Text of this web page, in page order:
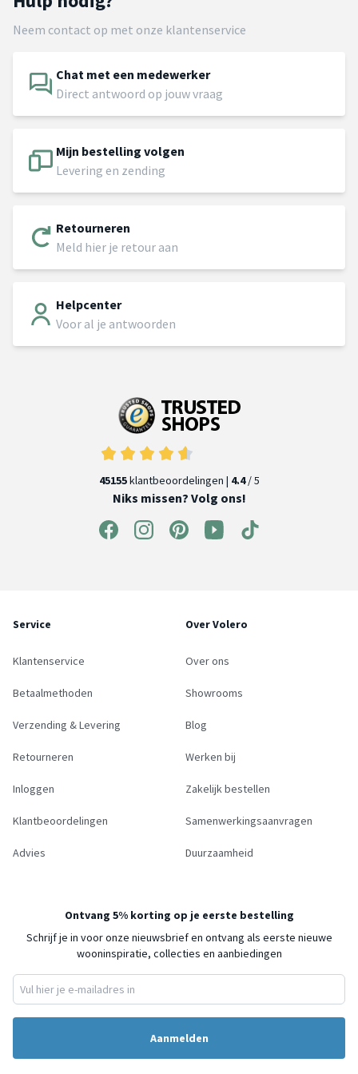
Neem contact op met onze klantenservice
Chat met een medewerker
Direct antwoord op jouw vraag
Mijn bestelling volgen
Levering en zending
Retourneren
Meld hier je retour aan
Helpcenter
Voor al je antwoorden
45155klantbeoordelingen | 4.4/ 5
Niks missen? Volg ons!
Service
Klantenservice
Betaalmethoden
Verzending & Levering
Retourneren
Inloggen
Klantbeoordelingen
Advies
Over Volero
Over ons
Showrooms
Blog
Werken bij
Zakelijk bestellen
Samenwerkingsaanvragen
Duurzaamheid
Ontvang 5% korting op je eerste bestelling
Schrijf je in voor onze nieuwsbrief en ontvang als eerste nieuwe
wooninspiratie, collecties en aanbiedingen
Aanmelden